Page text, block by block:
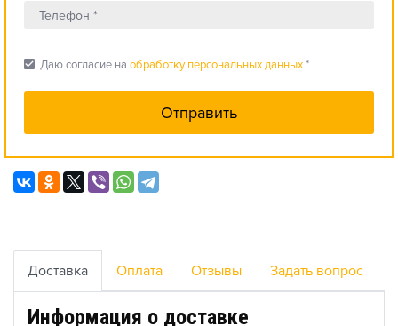
check_box Даю согласие на обработку персональных данных*
Доставка Оплата Отзывы Задать вопрос
Информация о доставке